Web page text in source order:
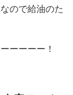
ので給油のた
ーーーー！